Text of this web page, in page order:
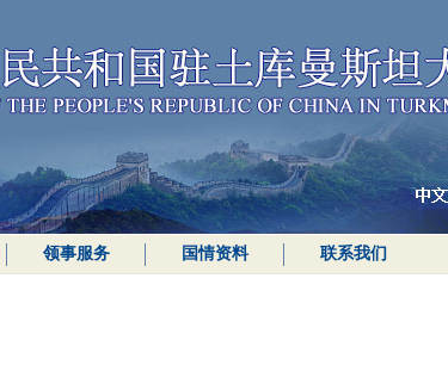
领事服务 国情资料 联系我们